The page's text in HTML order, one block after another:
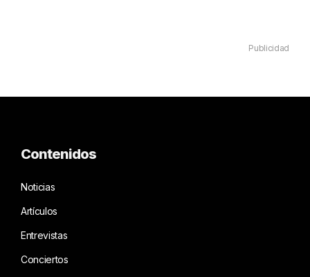
Publicidad
Contenidos
Noticias
Artículos
Entrevistas
Conciertos